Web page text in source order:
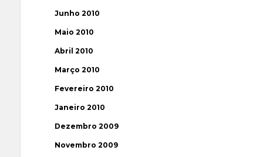
Junho 2010
Maio 2010
Abril 2010
Março 2010
Fevereiro 2010
Janeiro 2010
Dezembro 2009
Novembro 2009